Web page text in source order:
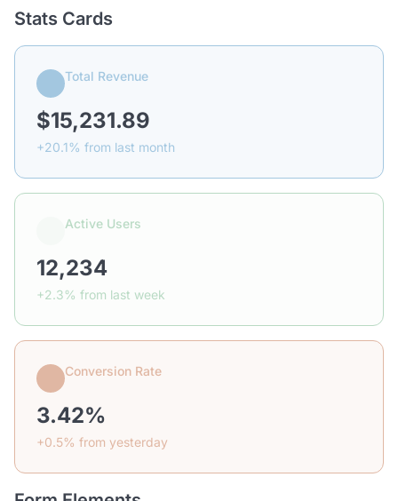
Stats Cards
Total Revenue
$15,231.89
+20.1% from last month
Active Users
12,234
+2.3% from last week
Conversion Rate
3.42%
+0.5% from yesterday